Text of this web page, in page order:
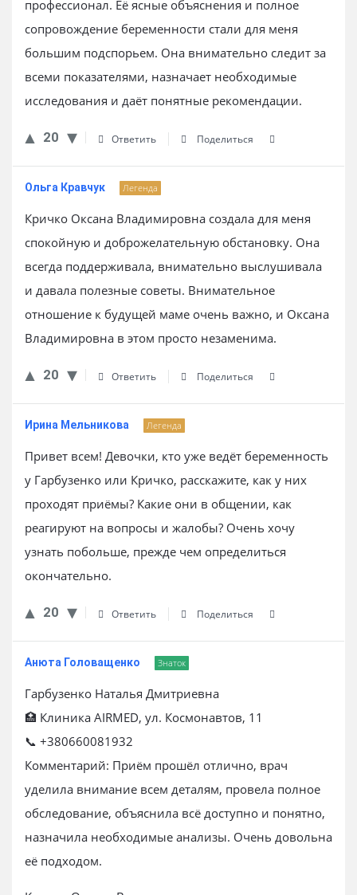
профессионал. Её ясные объяснения и полное
сопровождение беременности стали для меня
большим подспорьем. Она внимательно следит за
всеми показателями, назначает необходимые
исследования и даёт понятные рекомендации.
20 Ответить Поделиться
Ольга Кравчук Легенда
Кричко Оксана Владимировна создала для меня
спокойную и доброжелательную обстановку. Она
всегда поддерживала, внимательно выслушивала
и давала полезные советы. Внимательное
отношение к будущей маме очень важно, и Оксана
Владимировна в этом просто незаменима.
20 Ответить Поделиться
Ирина Мельникова Легенда
Привет всем! Девочки, кто уже ведёт беременность
у Гарбузенко или Кричко, расскажите, как у них
проходят приёмы? Какие они в общении, как
реагируют на вопросы и жалобы? Очень хочу
узнать побольше, прежде чем определиться
окончательно.
20 Ответить Поделиться
Анюта Головащенко Знаток
Гарбузенко Наталья Дмитриевна
🏥 Клиника AIRMED, ул. Космонавтов, 11
📞 +380660081932
Комментарий: Приём прошёл отлично, врач
уделила внимание всем деталям, провела полное
обследование, объяснила всё доступно и понятно,
назначила необходимые анализы. Очень довольна
её подходом.